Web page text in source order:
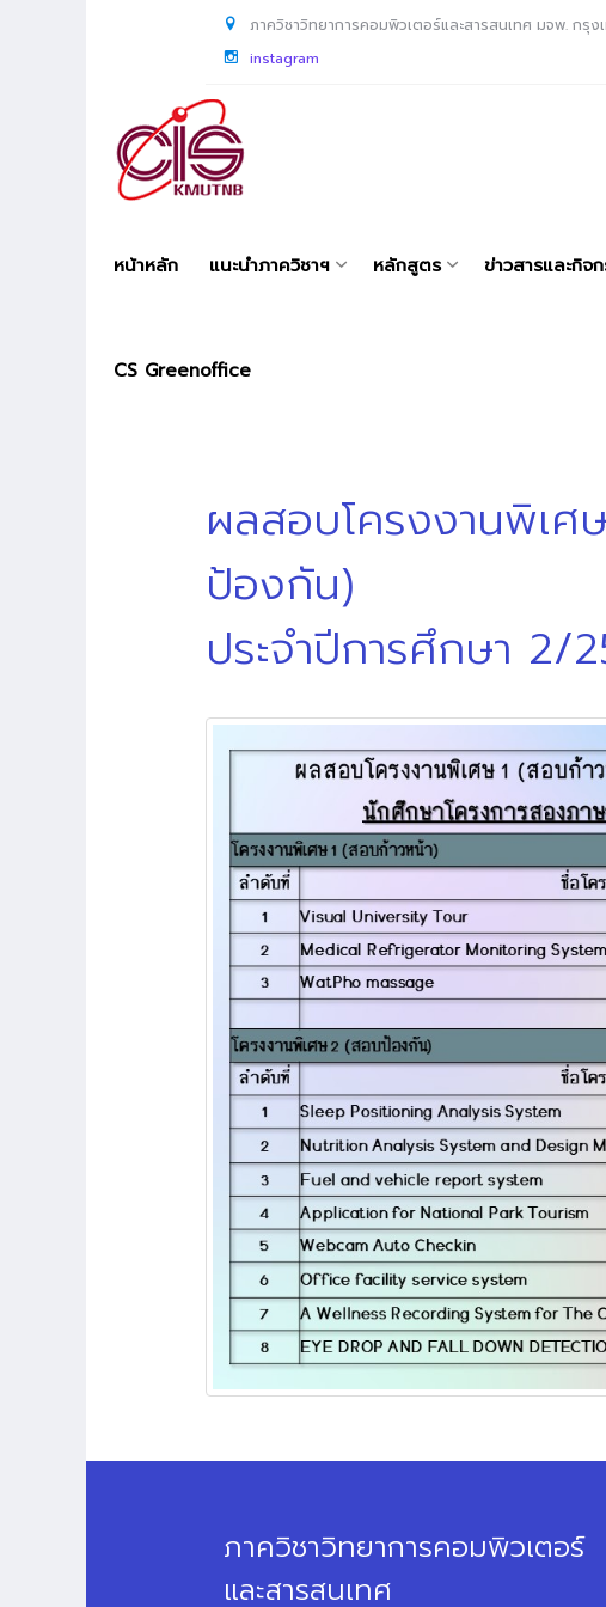
ภาควิชาวิทยาการคอมพิวเตอร์และสารสนเทศ มจพ. กรุง
instagram
หน้าหลัก แนะนำภาควิชาฯ หลักสูตร ข่าวสารและกิจ
CS Greenoffice
ผลสอบโครงงานพิเศ
ป้องกัน)
ประจำปีการศึกษา 2/
ภาควิชาวิทยาการคอมพิวเตอร์
และสารสนเทศ